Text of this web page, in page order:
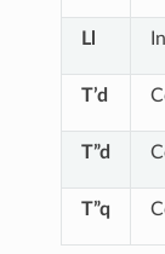
Ll
T’d
T”d
T”q